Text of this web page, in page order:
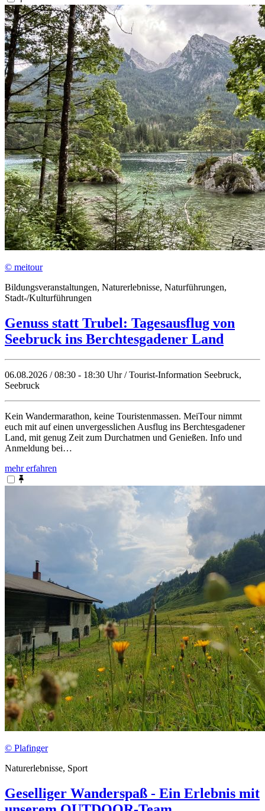
© meitour
Bildungsveranstaltungen, Naturerlebnisse, Naturführungen,
Stadt-/Kulturführungen
Genuss statt Trubel: Tagesausflug von
Seebruck ins Berchtesgadener Land
06.08.2026 / 08:30 - 18:30 Uhr / Tourist-Information Seebruck,
Seebruck
Kein Wandermarathon, keine Touristenmassen. MeiTour nimmt
euch mit auf einen unvergesslichen Ausflug ins Berchtesgadener
Land, mit genug Zeit zum Durchatmen und Genießen. Info und
Anmeldung bei…
mehr erfahren
© Plafinger
Naturerlebnisse, Sport
Geselliger Wanderspaß - Ein Erlebnis mit